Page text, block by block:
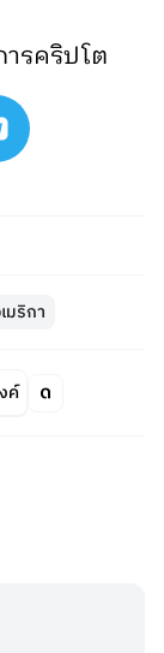
ารคริปโต
มริกา
ค์